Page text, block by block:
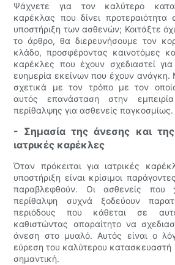
Ψάχνετε για τον καλύτερο
καρέκλας που δίνει
υποστήριξη των ασθενών; Κοιτάξτε
το άρθρο, θα διερευνήσουμε τον
κλάδο, προσφέροντας καινοτόμες
καρέκλες που έχουν σχεδιαστεί
ευημερία εκείνων που έχουν ανάγκη.
σχετικά με τον τρόπο με τον
αυτός επανάσταση στην
περίθαλψης για ασθενείς παγκοσμίως.
- Σημασία της άνεσης και
ιατρικές καρέκλες
Όταν πρόκειται για ιατρικές
υποστήριξη είναι κρίσιμοι
παραβλεφθούν. Οι ασθενείς που
περίθαλψη συχνά ξοδεύουν
περιόδους που κάθεται σε
καθιστώντας απαραίτητο να
άνεση στο μυαλό. Αυτός είναι ο
εύρεση του καλύτερου κατασκευαστή
σημαντική.